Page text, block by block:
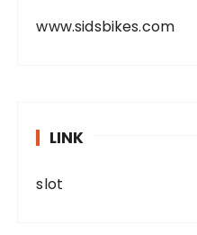
www.sidsbikes.com
LINK
slot